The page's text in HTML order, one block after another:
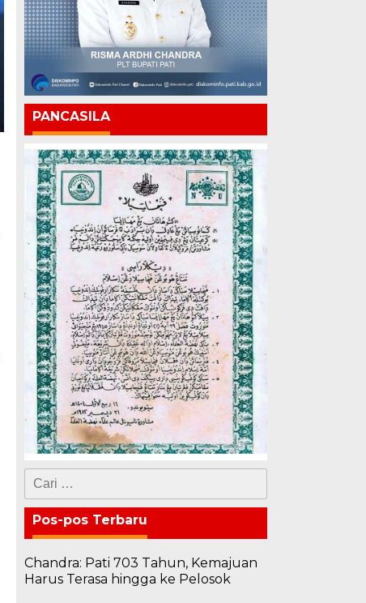
PANCASILA
Cari
untuk:
Pos-pos Terbaru
Chandra: Pati 703 Tahun, Kemajuan
Harus Terasa hingga ke Pelosok